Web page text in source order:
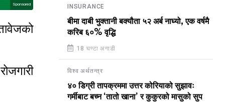
Sponsored INSURANCE
बीमा दाबी भुक्तानी बक्यौता ५२ अर्ब नाघ्यो, एक वर्षमै
करिब ६०% वृद्धि
18 घण्टा अगाडी
विश्व अर्थतन्त्र
४० डिग्री तापक्रममा उत्तर कोरियाको सुझावः
गर्मीबाट बच्न ‘तातो खाना’ र कुकुरको मासुको सुप